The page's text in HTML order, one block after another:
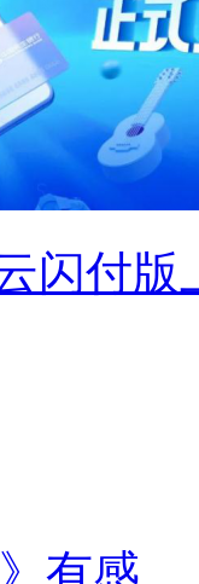
闪付版
有感